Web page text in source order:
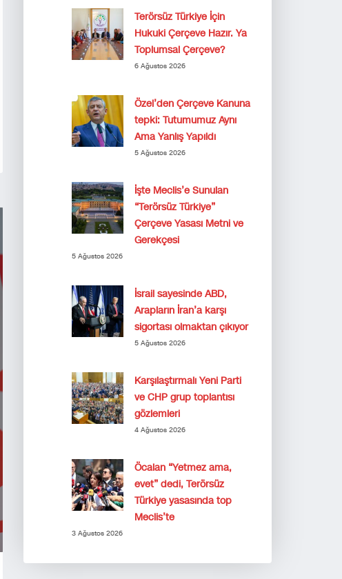
Terörsüz Türkiye İçin
Hukuki Çerçeve Hazır. Ya
Toplumsal Çerçeve?
6 Ağustos 2026
Özel’den Çerçeve Kanuna
tepki: Tutumumuz Aynı
Ama Yanlış Yapıldı
5 Ağustos 2026
İşte Meclis’e Sunulan
“Terörsüz Türkiye”
Çerçeve Yasası Metni ve
Gerekçesi
5 Ağustos 2026
İsrail sayesinde ABD,
Arapların İran’a karşı
sigortası olmaktan çıkıyor
5 Ağustos 2026
Karşılaştırmalı Yeni Parti
ve CHP grup toplantısı
gözlemleri
4 Ağustos 2026
Öcalan “Yetmez ama,
evet” dedi, Terörsüz
Türkiye yasasında top
Meclis’te
3 Ağustos 2026